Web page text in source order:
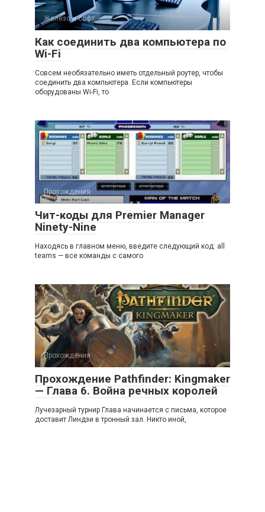
Железо и софт
Как соединить два компьютера по
Wi-Fi
Совсем необязательно иметь отдельный роутер, чтобы
соединить два компьютера. Если компьютеры
оборудованы Wi-Fi, то
Прохождения
Чит-коды для Premier Manager
Ninety-Nine
Находясь в главном меню, введите следующий код: all
teams — все команды с самого
Прохождения
Прохождение Pathfinder: Kingmaker
— Глава 6. Война речных королей
Лучезарный турнир Глава начинается с письма, которое
доставит Линдзи в тронный зал. Никто иной,